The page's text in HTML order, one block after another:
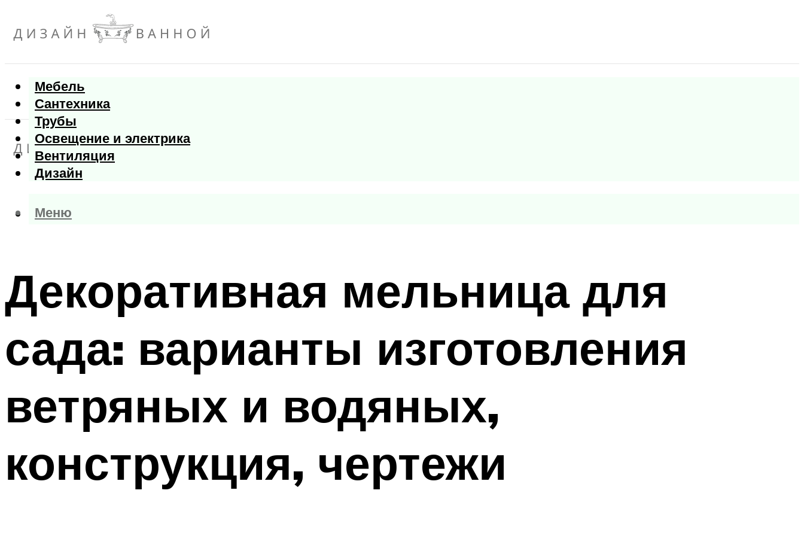
Мебель
Сантехника
Трубы
Освещение и электрика
Вентиляция
Дизайн
Меню
Меню
Декоративная мельница для
сада: варианты изготовления
ветряных и водяных,
конструкция, чертежи